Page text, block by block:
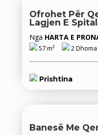
Ofrohet Për
Lagjen E
Nga HARTA E
57 m² 2 Dhoma
Prishtina
Banesë Me